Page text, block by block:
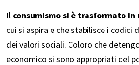
Il consumismo si è trasformato
cui si aspira e che stabilisce i codici
dei valori sociali. Coloro che
economico si sono appropriati del